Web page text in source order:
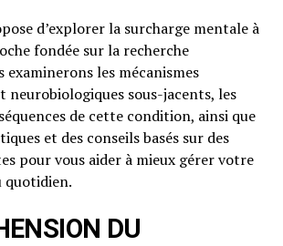
d’explorer la surcharge mentale à
fondée sur la recherche
examinerons les mécanismes
neurobiologiques sous-jacents, les
de cette condition, ainsi que
et des conseils basés sur des
pour vous aider à mieux gérer votre
quotidien.
DU